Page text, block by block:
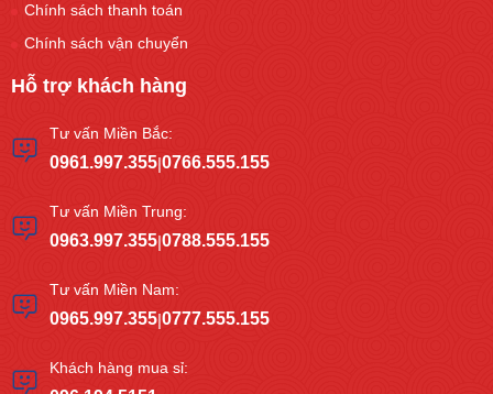
Chính sách thanh toán
Chính sách vận chuyển
Hỗ trợ khách hàng
Tư vấn Miền Bắc:
0961.997.355|0766.555.155
Tư vấn Miền Trung:
0963.997.355|0788.555.155
Tư vấn Miền Nam:
0965.997.355|0777.555.155
Khách hàng mua sỉ: